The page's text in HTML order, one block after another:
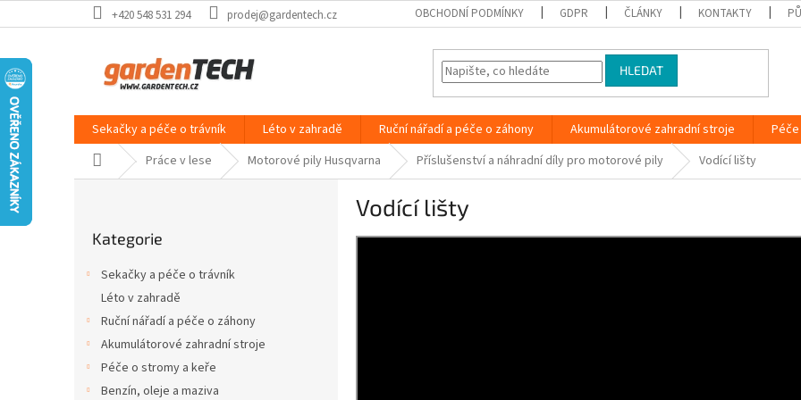
na
+420 548 531 294 prodej@gardentech.cz OBCHODNÍ PODMÍNKY GDPR ČLÁNKY KONTAKTY
HLEDAT
Sekačky a péče o trávník Léto v zahradě Ruční nářadí a péče o záhony Akumulátorové zahradní stroje
Domů Práce v lese Motorové pily Husqvarna Příslušenství a náhradní díly pro motorové pily Vodící lišty
kategorie
Kategorie
Sekačky a péče o trávník
Léto v zahradě
Ruční nářadí a péče o záhony
Akumulátorové zahradní stroje
Péče o stromy a keře
Benzín, oleje a maziva
Vodící lišty